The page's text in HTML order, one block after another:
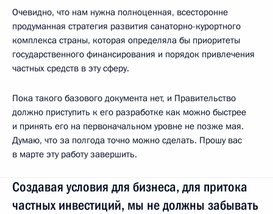
Очевидно, что нам нужна полноценная, всесторонне
продуманная стратегия развития санаторно-курортного
комплекса страны, которая определяла бы приоритеты
государственного финансирования и порядок привлечения
частных средств в эту сферу.
Пока такого базового документа нет, и Правительство
должно приступить к его разработке как можно быстрее
и принять его на первоначальном уровне не позже мая.
Думаю, что за полгода точно можно сделать. Прошу вас
в марте эту работу завершить.
Создавая условия для бизнеса, для притока
частных инвестиций, мы не должны забывать